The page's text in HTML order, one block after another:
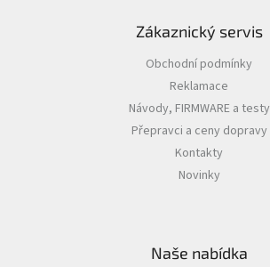
Zákaznický servis
Obchodní podmínky
Reklamace
Návody, FIRMWARE a testy
Přepravci a ceny dopravy
Kontakty
Novinky
Naše nabídka